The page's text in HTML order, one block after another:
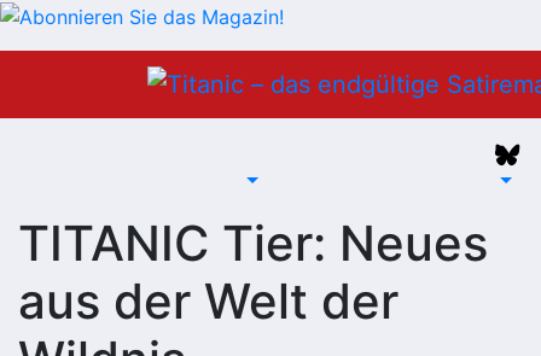
TITANIC Tier: Neues
aus der Welt der